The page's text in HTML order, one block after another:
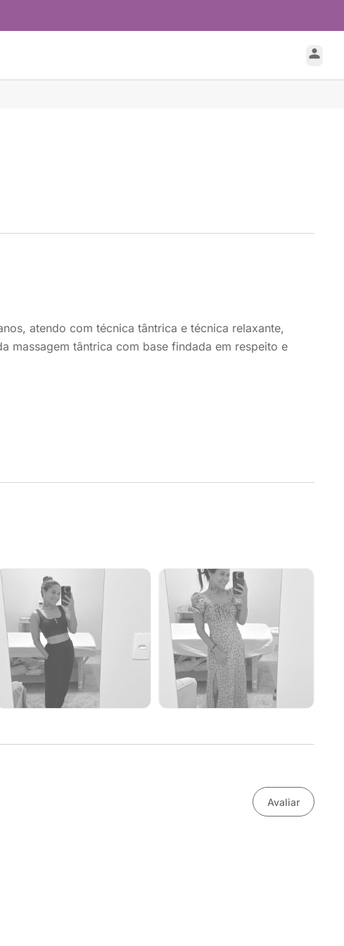
atendo com técnica tântrica e técnica relaxante,
massagem tântrica com base findada em respeito e
Avaliar